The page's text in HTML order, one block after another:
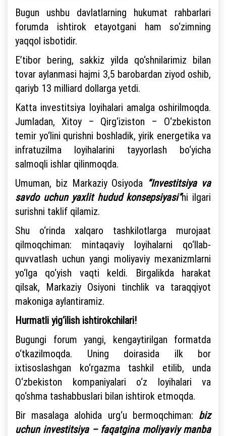
Bugun ushbu davlatlarning hukumat rahbarlari
forumda ishtirok etayotgani ham so‘zimning
yaqqol isbotidir.
E’tibor bering, sakkiz yilda qo‘shnilarimiz bilan
tovar aylanmasi hajmi 3,5 barobardan ziyod oshib,
qariyb 13 milliard dollarga yetdi.
Katta investitsiya loyihalari amalga oshirilmoqda.
Jumladan, Xitoy – Qirg‘iziston – O‘zbekiston
temir yo‘lini qurishni boshladik, yirik energetika va
infratuzilma loyihalarini tayyorlash bo‘yicha
salmoqli ishlar qilinmoqda.
Umuman, biz Markaziy Osiyoda “Investitsiya va
savdo uchun yaxlit hudud konsepsiyasi”ni ilgari
surishni taklif qilamiz.
Shu o‘rinda xalqaro tashkilotlarga murojaat
qilmoqchiman: mintaqaviy loyihalarni qo‘llab-
quvvatlash uchun yangi moliyaviy mexanizmlarni
yo‘lga qo‘yish vaqti keldi. Birgalikda harakat
qilsak, Markaziy Osiyoni tinchlik va taraqqiyot
makoniga aylantiramiz.
Hurmatli yig‘ilish ishtirokchilari!
Bugungi forum yangi, kengaytirilgan formatda
o‘tkazilmoqda. Uning doirasida ilk bor
ixtisoslashgan ko‘rgazma tashkil etilib, unda
O‘zbekiston kompaniyalari o‘z loyihalari va
qo‘shma tashabbuslari bilan ishtirok etmoqda.
Bir masalaga alohida urg‘u bermoqchiman: biz
uchun investitsiya – faqatgina moliyaviy manba